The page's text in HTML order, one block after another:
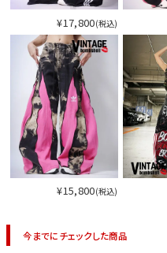
¥17,800(税込)
¥15,800(税込)
今までにチェックした商品